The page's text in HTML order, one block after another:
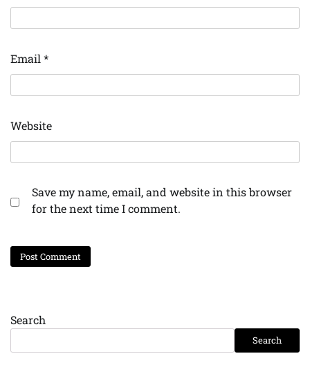
Email*
Website
Save my name, email, and website in this browser
for the next time I comment.
Search
Search